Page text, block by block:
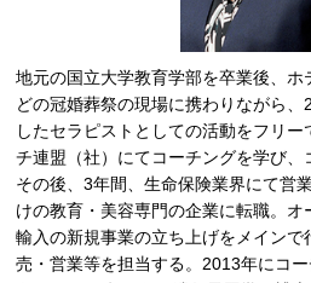
地元の国立大学教育学部を卒業後、
どの冠婚葬祭の現場に携わりながら
したセラピストとしての活動をフリ
チ連盟（社）にてコーチングを学び、
その後、3年間、生命保険業界にて営
けの教育・美容専門の企業に転職。
輸入の新規事業の立ち上げをメインで
売・営業等を担当する。2013年にコ